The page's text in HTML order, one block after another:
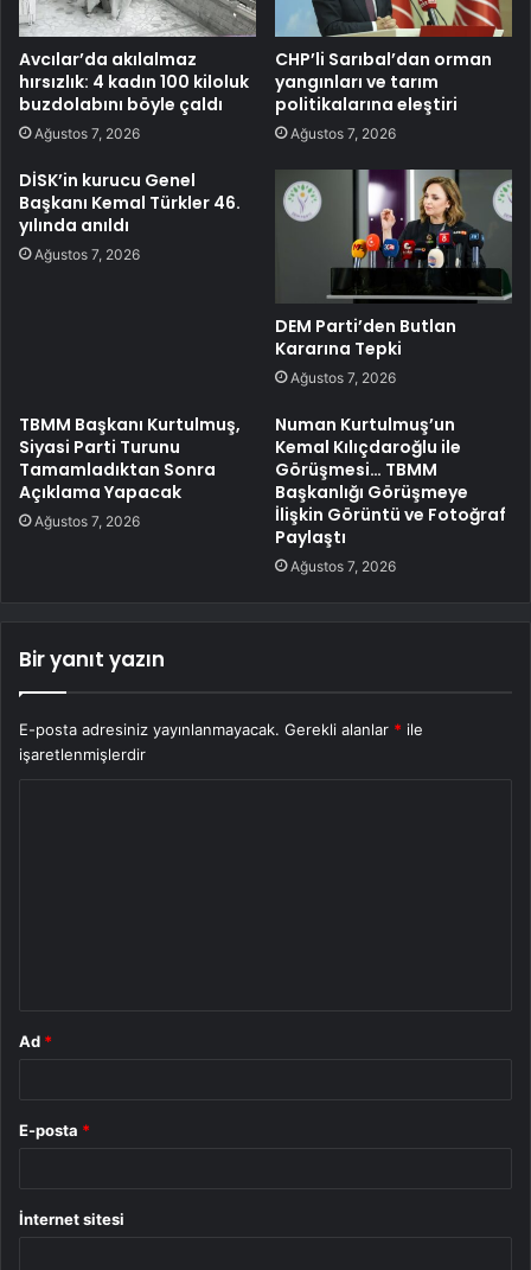
Avcılar’da akılalmaz
hırsızlık: 4 kadın 100 kiloluk
buzdolabını böyle çaldı
Ağustos 7, 2026
CHP’li Sarıbal’dan orman
yangınları ve tarım
politikalarına eleştiri
Ağustos 7, 2026
DİSK’in kurucu Genel
Başkanı Kemal Türkler 46.
yılında anıldı
Ağustos 7, 2026
DEM Parti’den Butlan
Kararına Tepki
Ağustos 7, 2026
TBMM Başkanı Kurtulmuş,
Siyasi Parti Turunu
Tamamladıktan Sonra
Açıklama Yapacak
Ağustos 7, 2026
Numan Kurtulmuş’un
Kemal Kılıçdaroğlu ile
Görüşmesi… TBMM
Başkanlığı Görüşmeye
İlişkin Görüntü ve Fotoğraf
Paylaştı
Ağustos 7, 2026
Bir yanıt yazın
E-posta adresiniz yayınlanmayacak. Gerekli alanlar * ile
işaretlenmişlerdir
Ad *
E-posta *
İnternet sitesi